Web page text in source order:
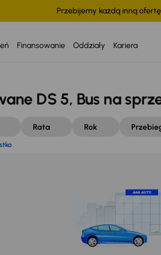
Przebijemy każdą inną
Finansowanie Oddziały Kariera
DS 5, Bus na
Rata Rok